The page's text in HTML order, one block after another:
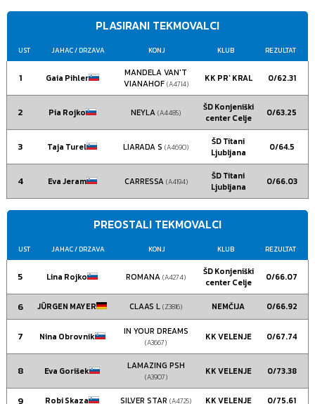
PLASIRANI TEKMOVALCI
UST JAHAC/ DRZAVA KONJ KLUB REZULTAT
1 Gaia Pihler
MANDELA VAN'T
VIANAHOF (A4714)
KK PR` KRAL 0/62.31
2 Pia Rojko NEYLA(A4485)
ŠD Konjeniški
center Celje
0/63.25
3 Taja Turel LIARADA S(A4690)
ŠD Titani
Ljubljana
0/64.5
4 Eva Jeram CARRESSA (A4194)
ŠD Titani
Ljubljana
0/66.03
PREOSTALI TEKMOVALCI
UST JAHAC/ DRZAVA KONJ KLUB REZULTAT
5 Lina Rojko ROMANA(A4274)
ŠD Konjeniški
center Celje
0/66.07
6 JÜRGEN MAYER CLAAS L(Z3816) NEMČIJA 0/66.92
7 Nina Obrovnik IN YOUR DREAMS
(A3667)
KK VELENJE 0/67.74
8 Eva Gorišek LAMAZING PSH
(A3907)
KK VELENJE 0/73.38
9 Robi Skaza SILVER STAR(A4725) KK VELENJE 0/75.61